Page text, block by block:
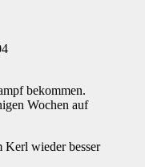
bekommen.
Wochen auf
Kerl wieder besser